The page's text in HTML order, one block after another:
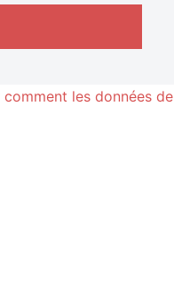
les données de